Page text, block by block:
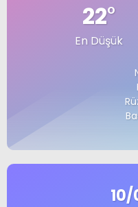
22°
En Düşük